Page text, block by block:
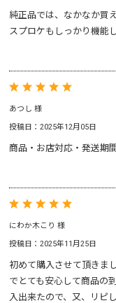
純正品では、なかなか買
スプロケもしっかり機能
あつし 様
投稿日：2025年12月05日
商品・お店対応・発送期
にわか木こり 様
投稿日：2025年11月25日
初めて購入させて頂きま
でとても安心して商品の
入出来たので、又、リピ